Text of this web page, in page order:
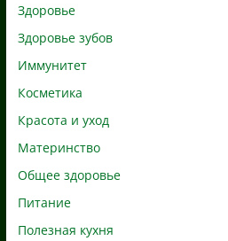
Здоровье
Здоровье зубов
Иммунитет
Косметика
Красота и уход
Материнство
Общее здоровье
Питание
Полезная кухня